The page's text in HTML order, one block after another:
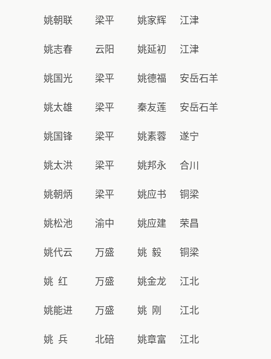
姚朝联 梁平 姚家辉 江津
姚志春 云阳 姚延初 江津
姚国光 梁平 姚德福 安岳石羊
姚太雄 梁平 秦友莲 安岳石羊
姚国锋 梁平 姚素蓉 遂宁
姚太洪 梁平 姚邦永 合川
姚朝炳 梁平 姚应书 铜梁
姚松池 渝中 姚应建 荣昌
姚代云 万盛 姚 毅 铜梁
姚 红 万盛 姚金龙 江北
姚能进 万盛 姚 刚 江北
姚 兵 北碚 姚章富 江北